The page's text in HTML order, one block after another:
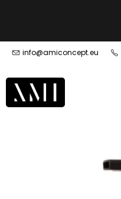
info@amiconcept.eu